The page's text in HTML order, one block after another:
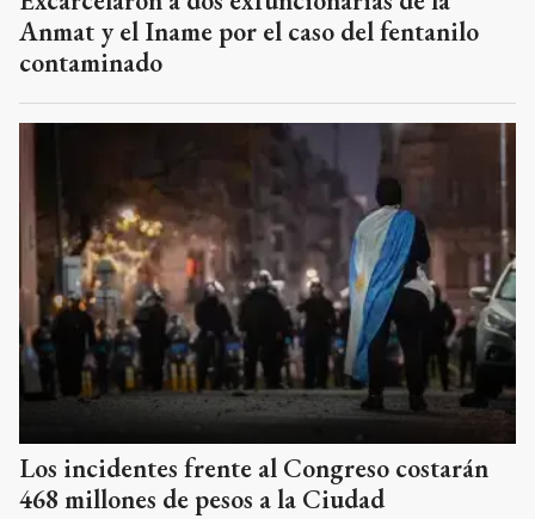
Anmat y el Iname por el caso del fentanilo
contaminado
Los incidentes frente al Congreso costarán
468 millones de pesos a la Ciudad